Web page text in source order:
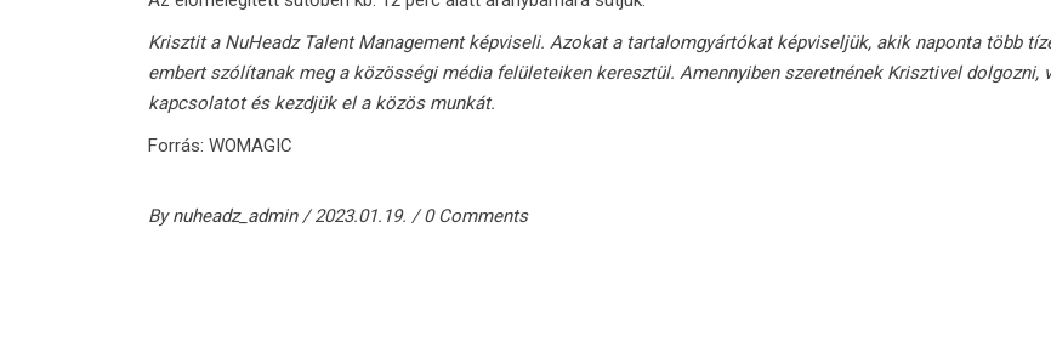
Krisztita NuHeadz Talent Managementképviseli. Azokat a tartalomgyártókat képviseljük, akik naponta több
embert szólítanak meg a közösségi média felületeiken keresztül. Amennyiben szeretnének Krisztivel dolgozni,
kapcsolatot és kezdjük el a közös munkát.
Forrás: WOMAGIC
Bynuheadz_admin 2023.01.19. 0 Comments